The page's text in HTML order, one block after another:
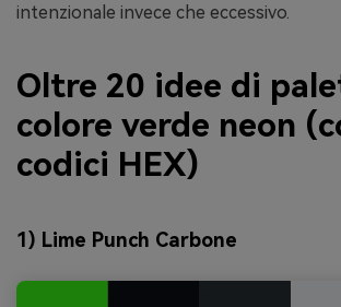
intenzionale invece che eccessivo.
Oltre 20 idee di
colore verde neon
codici HEX)
1) Lime Punch Carbone